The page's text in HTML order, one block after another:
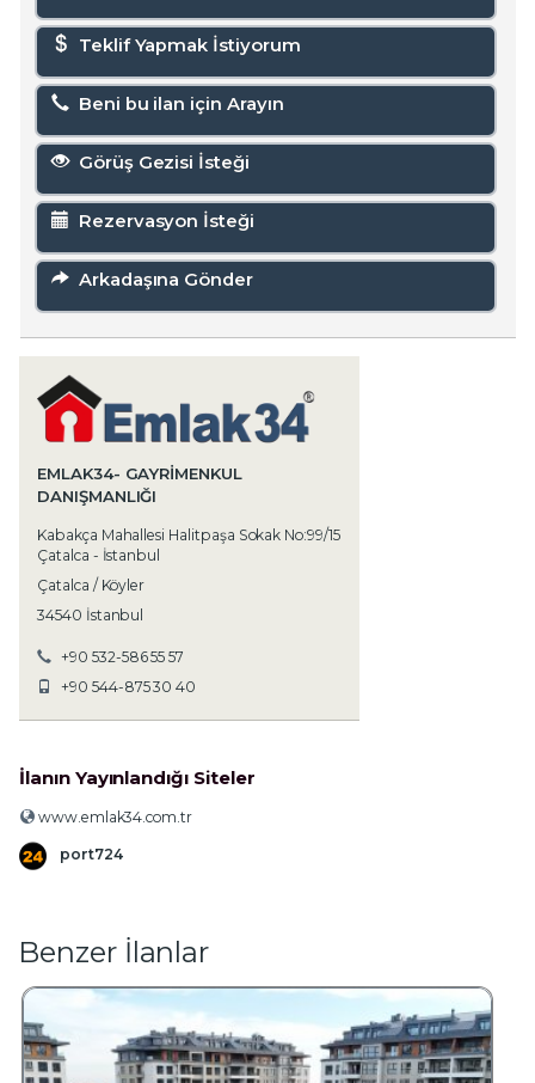
Teklif Yapmak İstiyorum
Beni bu ilan için Arayın
Görüş Gezisi İsteği
Rezervasyon İsteği
Arkadaşına Gönder
EMLAK34- GAYRIMENKUL
DANIŞMANLIĞI
Kabakça Mahallesi Halitpaşa Sokak No:99/15
Çatalca - İstanbul
Çatalca / Köyler
34540 İstanbul
+90 532-586 55 57
+90 544-875 30 40
İlanın Yayınlandığı Siteler
www.emlak34.com.tr
port724
Benzer İlanlar